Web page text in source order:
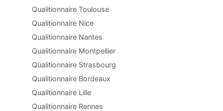
Qualitionnaire Toulouse
Qualitionnaire Nice
Qualitionnaire Nantes
Qualitionnaire Montpellier
Qualitionnaire Strasbourg
Qualitionnaire Bordeaux
Qualitionnaire Lille
Qualitionnaire Rennes